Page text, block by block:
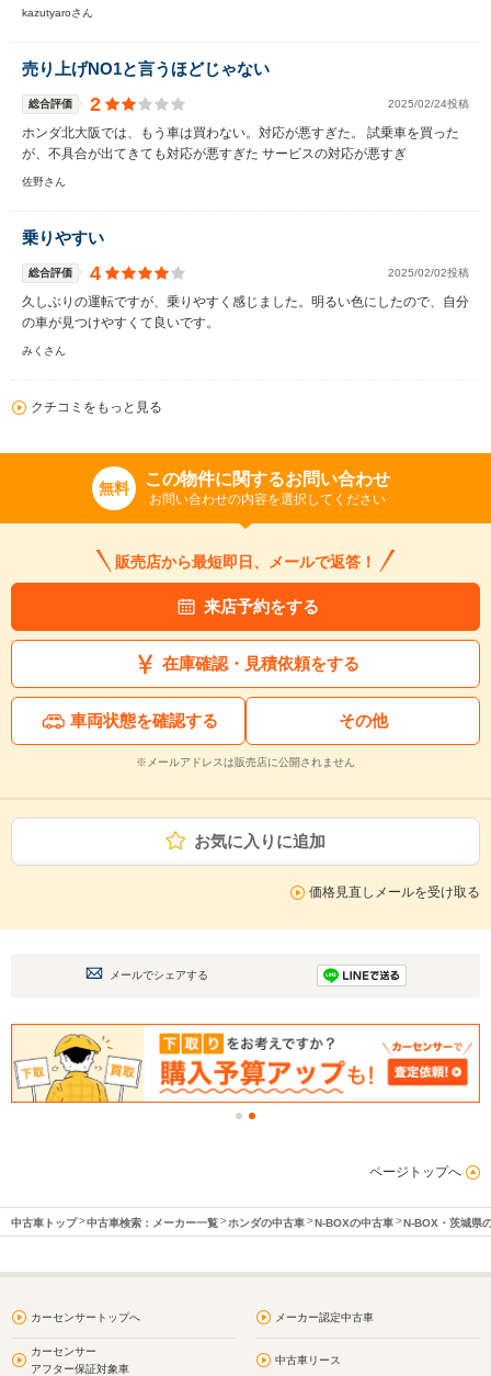
kazutyaroさん
売り上げNO1と言うほどじゃない
総合評価 2 2025/02/24投稿
ホンダ北大阪では、もう車は買わない。対応が悪すぎた。 試乗車を買った
が、不具合が出てきても対応が悪すぎた サービスの対応が悪すぎ
佐野さん
乗りやすい
総合評価 4 2025/02/02投稿
久しぶりの運転ですが、乗りやすく感じました。明るい色にしたので、自分
の車が見つけやすくて良いです。
みくさん
クチコミをもっと見る
無料 この物件に関するお問い合わせ
お問い合わせの内容を選択してください
販売店から最短即日、メールで返答！
来店予約をする
在庫確認・見積依頼をする
車両状態を確認する その他
※メールアドレスは販売店に公開されません
お気に入りに追加
価格見直しメールを受け取る
メールでシェアする
ページトップへ
中古車トップ 中古車検索：メーカー一覧 ホンダの中古車 N-BOXの中古車 N-BOX・茨城県
カーセンサートップへ メーカー認定中古車
カーセンサー
アフター保証対象車
中古車リース